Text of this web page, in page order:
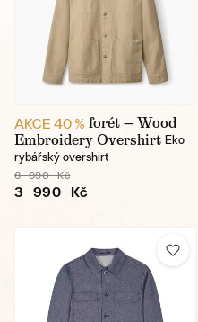
AKCE 40 % forét — Wood
Embroidery Overshirt Eko
rybářský overshirt
6 690 Kč
3 990 Kč